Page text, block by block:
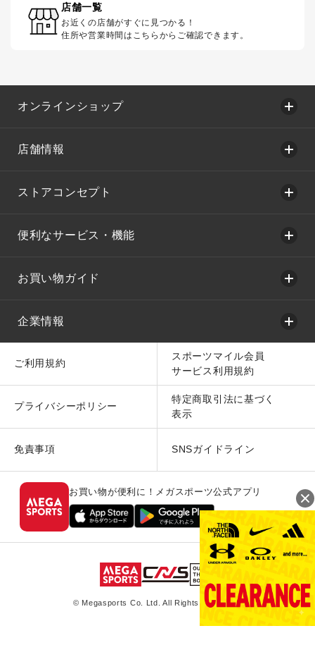
店舗一覧
お近くの店舗がすぐに見つかる！
住所や営業時間はこちらからご確認できます。
オンラインショップ
店舗情報
ストアコンセプト
便利なサービス・機能
お買い物ガイド
企業情報
ご利用規約
スポーツマイル会員
サービス利用規約
プライバシーポリシー
特定商取引法に基づく
表示
免責事項 SNSガイドライン
お買い物が便利に！メガスポーツ公式アプリ
© Megasports Co. Ltd. All Rights Reserved.